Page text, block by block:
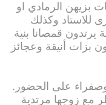
بزيهن الرمادي او
للاستاد وكذلك
يرتدون قمصانا بنية
بزات أنيقة وعجائز
وصفراء على الحضور.
(33 عاما) تنتظر مع زوجها مرتدية